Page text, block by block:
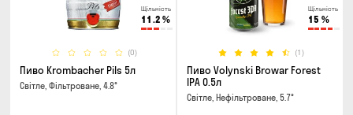
Щільність
11.2 %
(0)
Пиво Krombacher Pils 5л
Світле, Фільтроване, 4.8°
Щільність
15 %
(1)
Пиво Volynski Browar Forest
IPA 0.5л
Світле, Нефільтроване, 5.7°